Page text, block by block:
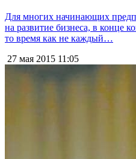
Для многих начинающих
на развитие бизнеса, в конце
то время как не каждый…
27 мая 2015 11:05